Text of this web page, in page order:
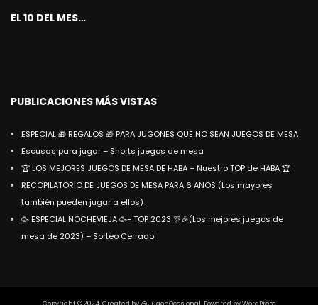
EL 10 DEL MES…
PUBLICACIONES MÁS VISTAS
ESPECIAL 🎁 REGALOS 🎁 PARA JUGONES QUE NO SEAN JUEGOS DE MESA
Escusas para jugar – Shorts juegos de mesa
🏆 LOS MEJORES JUEGOS DE MESA DE HABA – Nuestro TOP de HABA 🏆
RECOPILATORIO DE JUEGOS DE MESA PARA 6 AÑOS (Los mayores
también pueden jugar a ellos)
🥳 ESPECIAL NOCHEVIEJA 🥳- TOP 2023 🎊🎉(Los mejores juegos de
mesa de 2023) – Sorteo Cerrado